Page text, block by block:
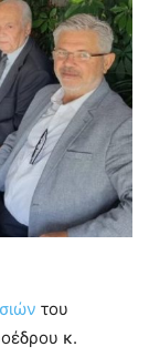
του
κ.